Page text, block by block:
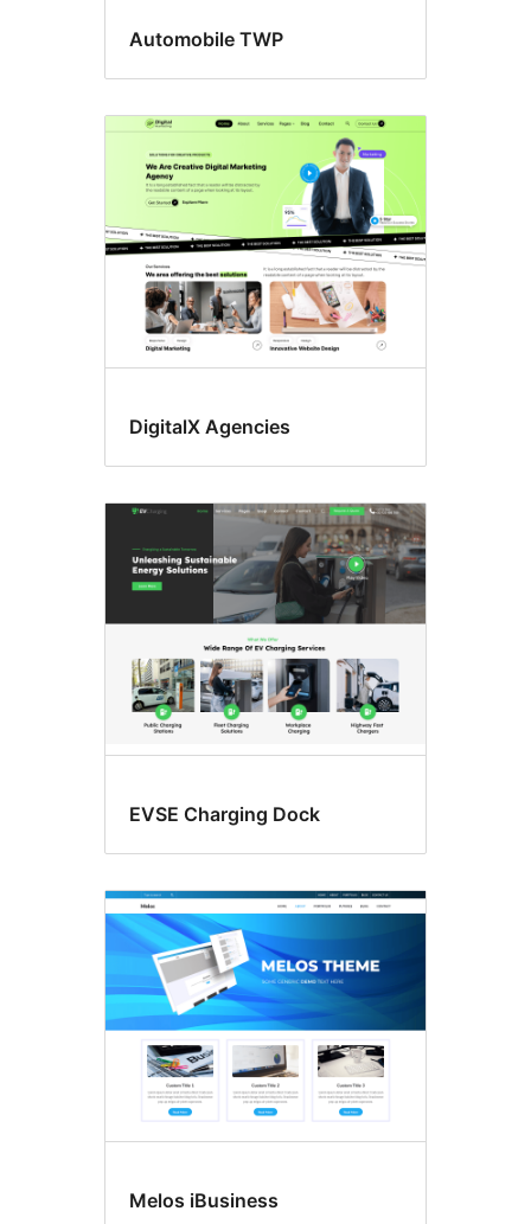
Automobile TWP
DigitalX Agencies
EVSE Charging Dock
Melos iBusiness